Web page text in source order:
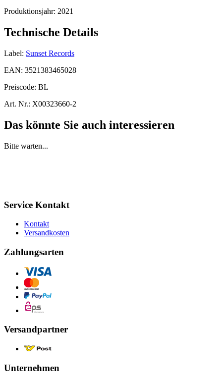
Produktionsjahr: 2021
Technische Details
Label: Sunset Records
EAN: 3521383465028
Preiscode: BL
Art. Nr.: X00323660-2
Das könnte Sie auch interessieren
Bitte warten...
Service Kontakt
Kontakt
Versandkosten
Zahlungsarten
Versandpartner
Unternehmen